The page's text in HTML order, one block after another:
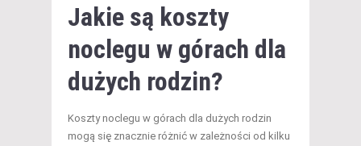
Jakie są koszty
noclegu w górach dla
dużych rodzin?
Koszty noclegu w górach dla dużych rodzin
mogą się znacznie różnić w zależności od kilku